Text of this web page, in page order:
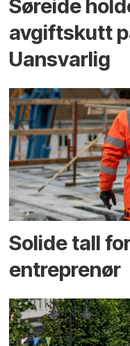
Søreide
avgiftskutt
Uansvarlig
Solide tall
entreprenør